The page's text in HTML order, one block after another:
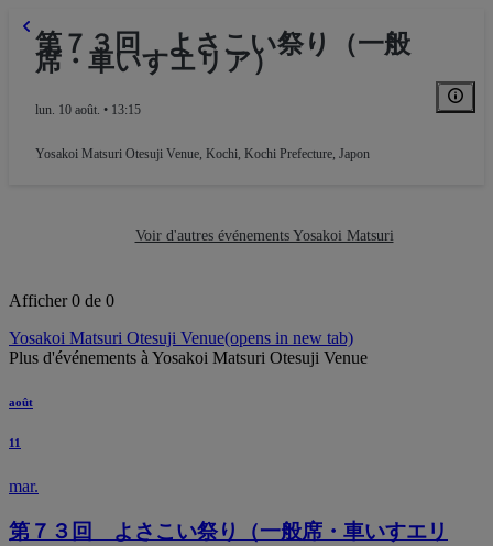
第７３回 よさこい祭り（一般
席・車いすエリア）
lun. 10 août. • 13:15
Yosakoi Matsuri Otesuji Venue, Kochi, Kochi Prefecture, Japon
Voir d'autres événements Yosakoi Matsuri
Afficher 0 de 0
Yosakoi Matsuri Otesuji Venue(opens in new tab)
Plus d'événements à Yosakoi Matsuri Otesuji Venue
août
11
mar.
第７３回 よさこい祭り（一般席・車いすエリ